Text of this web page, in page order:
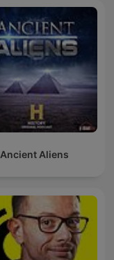
Ancient Aliens